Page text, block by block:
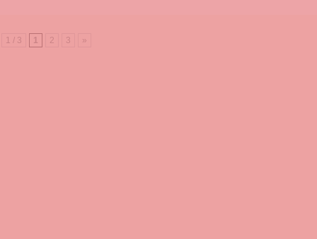
1 / 3 1 2 3 »